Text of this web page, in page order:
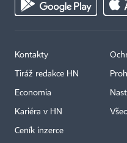
Kontakty
Tiráž redakce HN
Economia
Kariéra v HN
Ceník inzerce